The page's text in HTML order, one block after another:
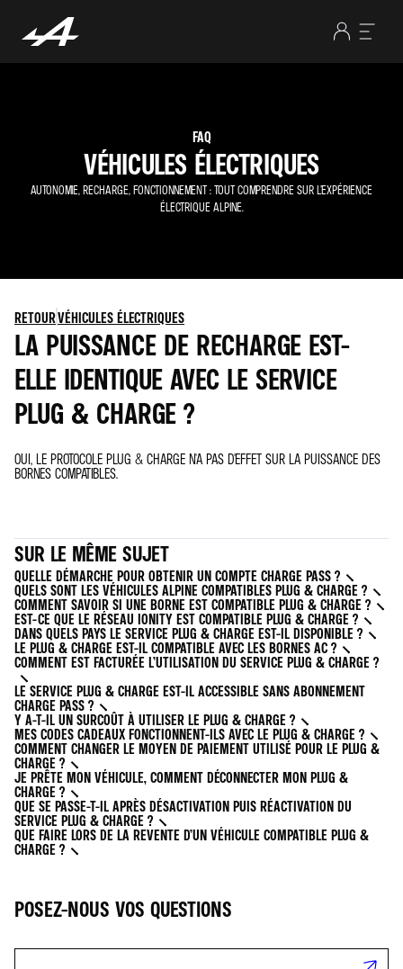
FAQ
VÉHICULES ÉLECTRIQUES
AUTONOMIE, RECHARGE, FONCTIONNEMENT : TOUT COMPRENDRE SUR L’EXPÉRIENCE
ÉLECTRIQUE ALPINE.
RETOURVÉHICULES ÉLECTRIQUES
LA PUISSANCE DE RECHARGE EST-
ELLE IDENTIQUE AVEC LE SERVICE
PLUG & CHARGE ?
OUI, LE PROTOCOLE PLUG & CHARGE N'A PAS D'EFFET SUR LA PUISSANCE DES
BORNES COMPATIBLES.
SUR LE MÊME SUJET
QUELLE DÉMARCHE POUR OBTENIR UN COMPTE CHARGE PASS ?
QUELS SONT LES VÉHICULES ALPINE COMPATIBLES PLUG & CHARGE ?
COMMENT SAVOIR SI UNE BORNE EST COMPATIBLE PLUG & CHARGE ?
EST-CE QUE LE RÉSEAU IONITY EST COMPATIBLE PLUG & CHARGE ?
DANS QUELS PAYS LE SERVICE PLUG & CHARGE EST-IL DISPONIBLE ?
LE PLUG & CHARGE EST-IL COMPATIBLE AVEC LES BORNES AC ?
COMMENT EST FACTURÉE L’UTILISATION DU SERVICE PLUG & CHARGE ?
LE SERVICE PLUG & CHARGE EST-IL ACCESSIBLE SANS ABONNEMENT
CHARGE PASS ?
Y A-T-IL UN SURCOÛT À UTILISER LE PLUG & CHARGE ?
MES CODES CADEAUX FONCTIONNENT-ILS AVEC LE PLUG & CHARGE ?
COMMENT CHANGER LE MOYEN DE PAIEMENT UTILISÉ POUR LE PLUG &
CHARGE ?
JE PRÊTE MON VÉHICULE, COMMENT DÉCONNECTER MON PLUG &
CHARGE ?
QUE SE PASSE-T-IL APRÈS DÉSACTIVATION PUIS RÉACTIVATION DU
SERVICE PLUG & CHARGE ?
QUE FAIRE LORS DE LA REVENTE D’UN VÉHICULE COMPATIBLE PLUG &
CHARGE ?
POSEZ-NOUS VOS QUESTIONS